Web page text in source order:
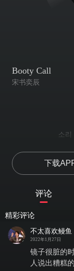
Booty Call
宋书奕辰
소리
환히
hwa ni bi chwo o
그
geu nyeo
같이
geu zeo geu
We
싫지
下载
评论
精彩评论
不太喜欢鳗鱼
2022年1月27日
镜子很脏的
人说出糟糕